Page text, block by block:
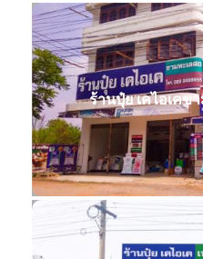
ร้านปุ๋ย เคไอเคข